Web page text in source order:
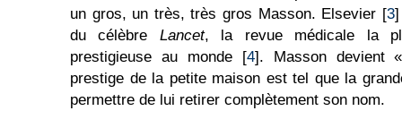
un gros, un très, très gros Masson. Elsevier [3]
du célèbre Lancet, la revue médicale la
prestigieuse au monde [4]. Masson devient
prestige de la petite maison est tel que la
permettre de lui retirer complètement son nom.